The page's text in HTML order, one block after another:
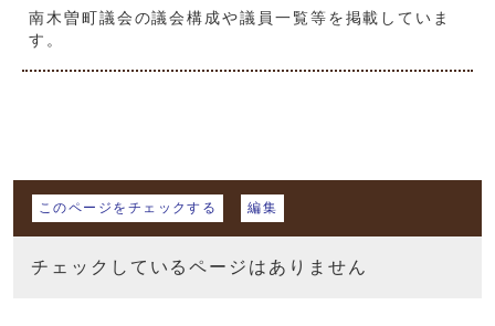
南木曽町議会の議会構成や議員一覧等を掲載していま
す。
マイページ
このページをチェックする 編集
チェックしているページはありません